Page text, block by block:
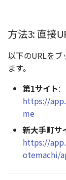
方法3: 直接
以下のURLをブ
ます。
第1サイト:
https://
me
新大手町サ
https://
otemachi/